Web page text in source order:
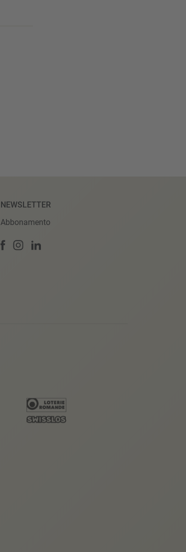
NEWSLETTER
Abbonamento